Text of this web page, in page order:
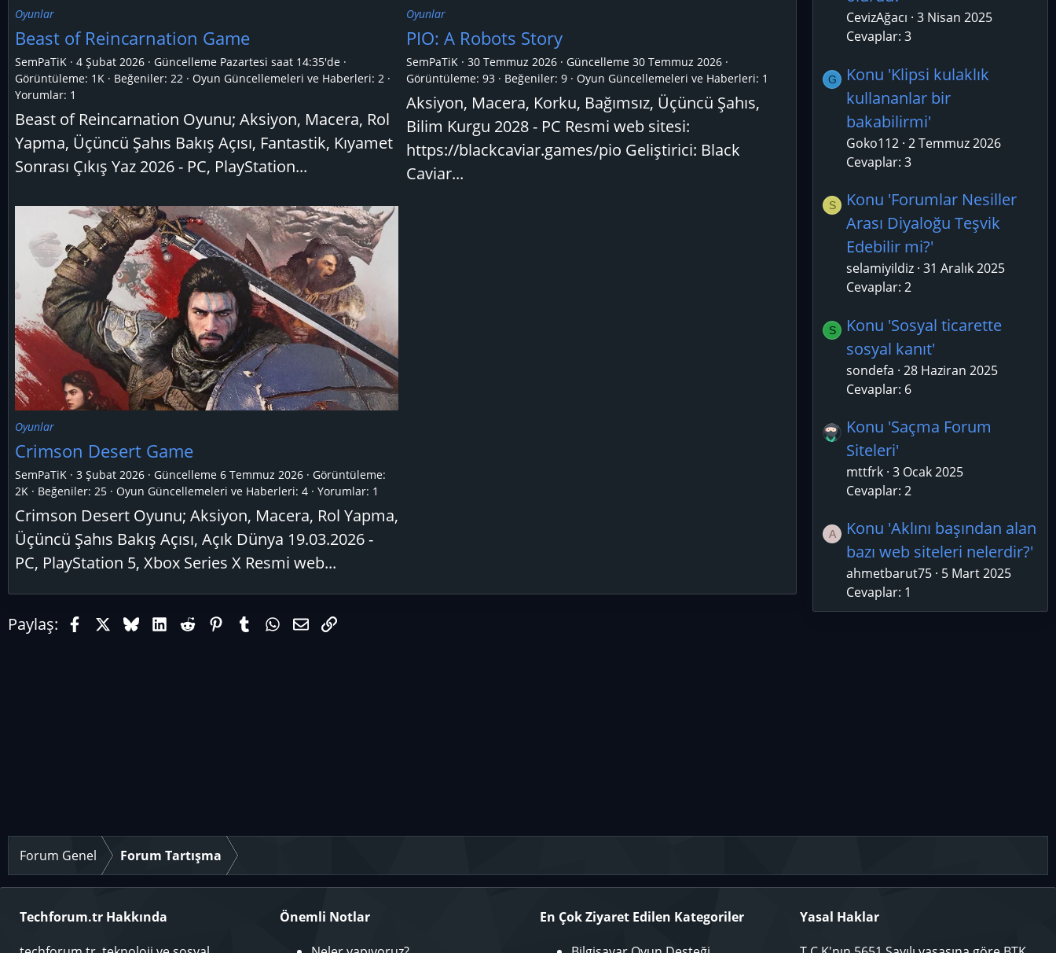
Oyunlar
Beast of Reincarnation Game
SemPaTiK 4 Şubat 2026 Güncelleme Pazartesi saat 14:35'de
Görüntüleme: 1K
Beğeniler: 22 Oyun Güncellemeleri ve Haberleri: 2
Yorumlar: 1
Beast of Reincarnation Oyunu; Aksiyon, Macera, Rol
Yapma, Üçüncü Şahıs Bakış Açısı, Fantastik, Kıyamet
Sonrası Çıkış Yaz 2026 - PC, PlayStation...
Oyunlar
PIO: A Robots Story
SemPaTiK 30 Temmuz 2026 Güncelleme 30 Temmuz 2026
Görüntüleme: 93
Beğeniler: 9 Oyun Güncellemeleri ve Haberleri: 1
Aksiyon, Macera, Korku, Bağımsız, Üçüncü Şahıs,
Bilim Kurgu 2028 - PC Resmi web sitesi:
https://blackcaviar.games/pio Geliştirici: Black
Caviar...
Oyunlar
Crimson Desert Game
SemPaTiK 3 Şubat 2026 Güncelleme 6 Temmuz 2026
Görüntüleme:
2K
Beğeniler: 25 Oyun Güncellemeleri ve Haberleri: 4 Yorumlar: 1
Crimson Desert Oyunu; Aksiyon, Macera, Rol Yapma,
Üçüncü Şahıs Bakış Açısı, Açık Dünya 19.03.2026 -
PC, PlayStation 5, Xbox Series X Resmi web...
Paylaş: FacebookX (Twitter)
BlueskyLinkedIn
RedditPinterestTumblr
WhatsApp
E-posta
Link
CevizAğacı 3 Nisan 2025
Cevaplar: 3
G
Konu 'Klipsi kulaklık
kullananlar bir
bakabilirmi'
Goko112 2 Temmuz 2026
Cevaplar: 3
S
Konu 'Forumlar Nesiller
Arası Diyaloğu Teşvik
Edebilir mi?'
selamiyildiz 31 Aralık 2025
Cevaplar: 2
S
Konu 'Sosyal ticarette
sosyal kanıt'
sondefa 28 Haziran 2025
Cevaplar: 6
Konu 'Saçma Forum
Siteleri'
mttfrk 3 Ocak 2025
Cevaplar: 2
A
Konu 'Aklını başından alan
bazı web siteleri nelerdir?'
ahmetbarut75 5 Mart 2025
Cevaplar: 1
Forum Genel Forum Tartışma
Techforum.tr Hakkında
Önemli Notlar
En Çok Ziyaret Edilen Kategoriler
Yasal Haklar